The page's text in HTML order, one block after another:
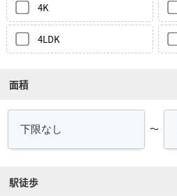
4K
4LDK
面積
～
駅徒歩